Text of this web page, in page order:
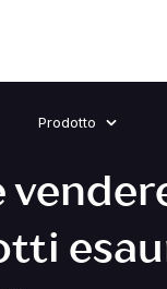
Prodotto